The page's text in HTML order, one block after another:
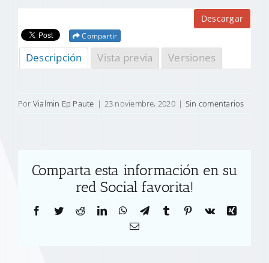
Descargar
Compartir
Descripción Vista previa Versiones
Por Vialmin Ep Paute | 23 noviembre, 2020 | Sin comentarios
Comparta esta información en su
red Social favorita!
Facebook
TwitterRedditLinkedInWhatsApp
TelegramTumblr Pinterest
Vk
Xing
Correo